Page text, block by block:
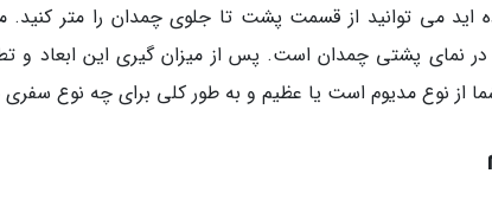
اید می توانید از قسمت پشت تا جلوی چمدان را متر
در نمای پشتی چمدان است. پس از میزان گیری این ابعاد و
از نوع مدیوم است یا عظیم و به طور کلی برای چه نوع